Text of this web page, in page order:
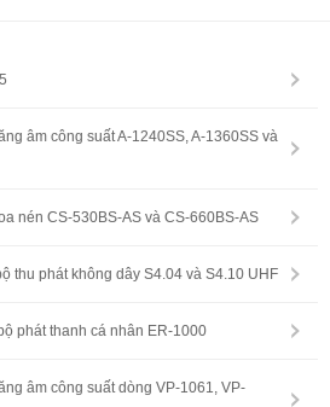
âm công suất A-1240SS, A-1360SS và
nén CS-530BS-AS và CS-660BS-AS
thu phát không dây S4.04 và S4.10 UHF
phát thanh cá nhân ER-1000
âm công suất dòng VP-1061, VP-